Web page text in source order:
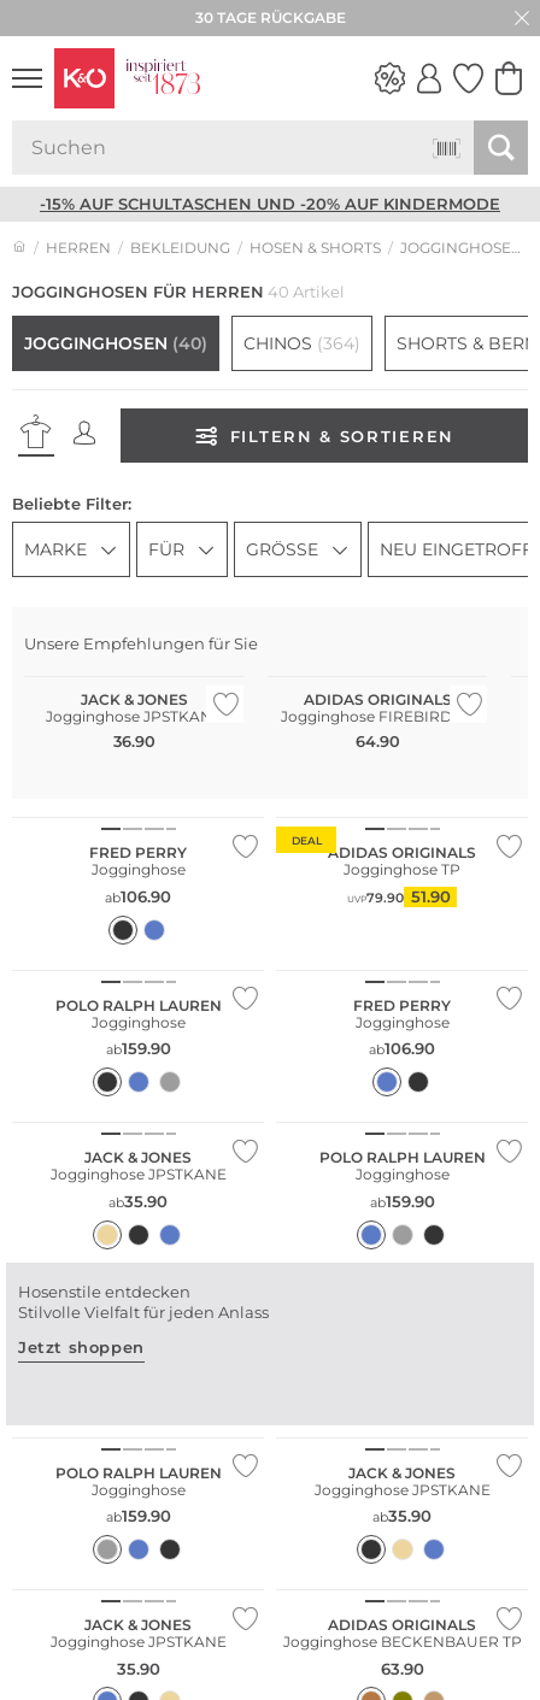
30 TAGE RÜCKGABE
-15% AUF SCHULTASCHEN UND -20% AUF KINDERMODE
HERREN BEKLEIDUNG HOSEN & SHORTS JOGGINGHOSEN FÜR HERREN
JOGGINGHOSEN FÜR HERREN 40 Artikel
JOGGINGHOSEN (40) CHINOS (364) SHORTS &
FILTERN & SORTIEREN
Beliebte Filter:
MARKE FÜR GRÖSSE NEU
Unsere Empfehlungen für Sie
Nachhaltig
JACK & JONES
Jogginghose JPSTKANE
36.90
ADIDAS ORIGINALS
Jogginghose FIREBIRD TP
64.90
FRED PERRY
Jogginghose
ab106.90
DEAL
ADIDAS ORIGINALS
Jogginghose TP
UVP79.90 51.90
POLO RALPH LAUREN
Jogginghose
ab159.90
FRED PERRY
Jogginghose
ab106.90
JACK & JONES
Jogginghose JPSTKANE
ab35.90
POLO RALPH LAUREN
Jogginghose
ab159.90
Hosenstile entdecken
Stilvolle Vielfalt für jeden Anlass
Jetzt shoppen
POLO RALPH LAUREN
Jogginghose
ab159.90
JACK & JONES
Jogginghose JPSTKANE
ab35.90
JACK & JONES
Jogginghose JPSTKANE
35.90
ADIDAS ORIGINALS
Jogginghose BECKENBAUER TP
63.90